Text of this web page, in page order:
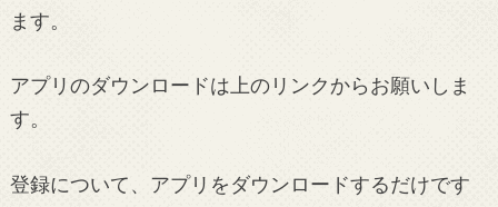
ます。
アプリのダウンロードは上のリンクからお願いしま
す。
登録について、アプリをダウンロードするだけです